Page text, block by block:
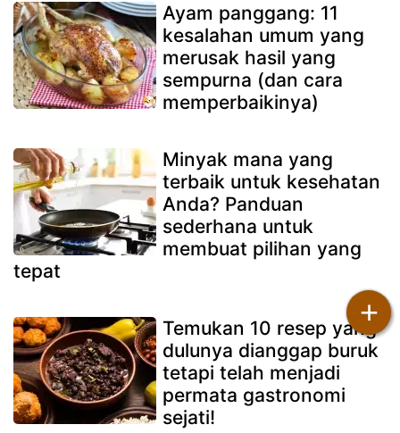
Ayam panggang: 11
kesalahan umum yang
merusak hasil yang
sempurna (dan cara
memperbaikinya)
Minyak mana yang
terbaik untuk kesehatan
Anda? Panduan
sederhana untuk
membuat pilihan yang
tepat
Temukan 10 resep yang
dulunya dianggap buruk
tetapi telah menjadi
permata gastronomi
sejati!
+